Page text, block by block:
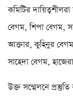
কমিটির
বেগম, শিপা বেগম,
আক্তার, কুহিনুর
সাহেদা বেগম,
উক্ত সম্মেলনে